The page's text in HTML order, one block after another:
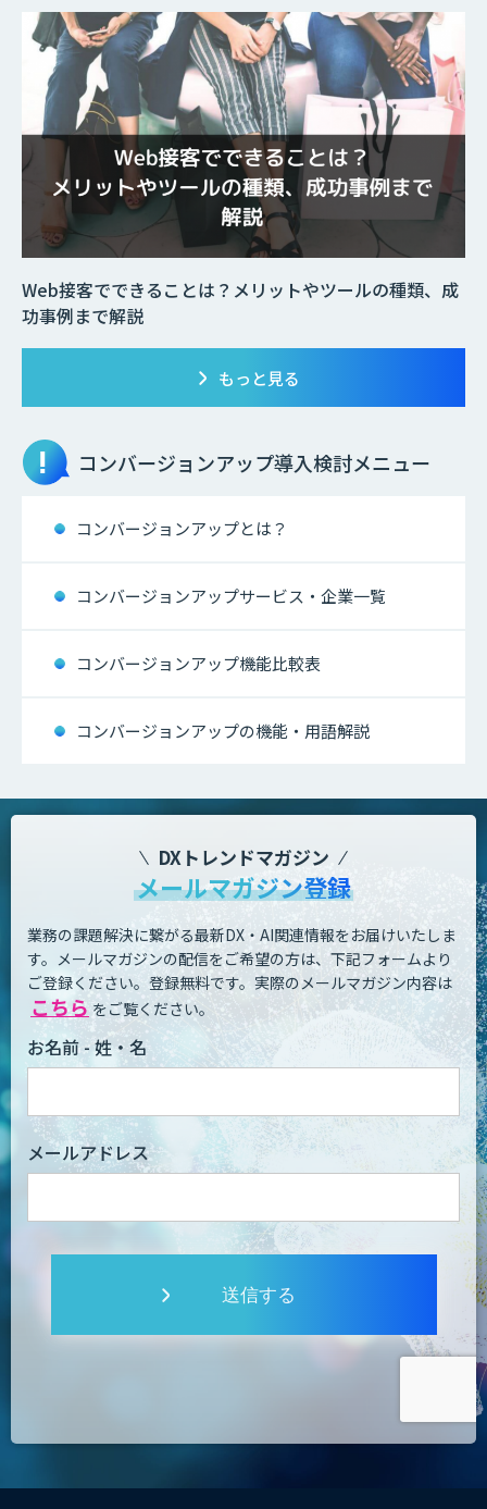
Web接客でできることは？メリットやツールの種類、成
功事例まで解説
もっと見る
コンバージョンアップ導入検討メニュー
コンバージョンアップとは？
コンバージョンアップサービス・企業一覧
コンバージョンアップ機能比較表
コンバージョンアップの機能・用語解説
DXトレンドマガジン
メールマガジン登録
業務の課題解決に繋がる最新DX・AI関連情報をお届けいたしま
す。 メールマガジンの配信をご希望の方は、下記フォームより
ご登録ください。登録無料です。 実際のメールマガジン内容は
こちら をご覧ください。
お名前 - 姓・名
メールアドレス
送信する